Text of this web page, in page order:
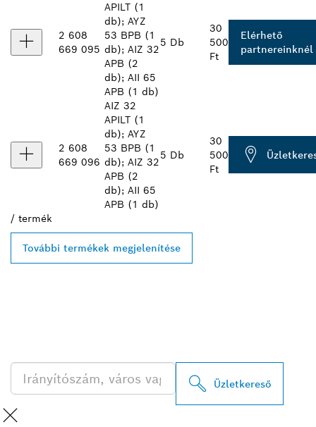
2 608
669 095
APILT (1
db); AYZ
53 BPB (1
db); AIZ 32
APB (2
db); AII 65
APB (1 db)
5 Db
30
500
Ft
Elérhető
partnereinknél
2 608
669 096
AIZ 32
APILT (1
db); AYZ
53 BPB (1
db); AIZ 32
APB (2
db); AII 65
APB (1 db)
5 Db
30
500
Ft
/ termék
További termékek megjelenítése
Üzletkereső